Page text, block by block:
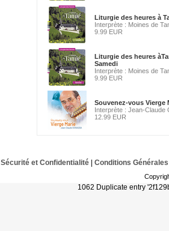
Liturgie des heures à
Interprète : Moines de
9.99 EUR
Liturgie des heures
Samedi
Interprète : Moines de
9.99 EUR
Souvenez-vous Vierge
Interprète : Jean-Claude
12.99 EUR
Sécurité et Confidentialité| Conditions Générales
1062 Duplicate entry